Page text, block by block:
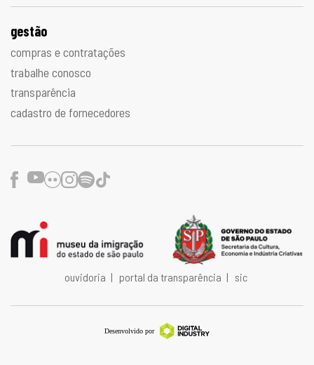
gestão
compras e contratações
trabalhe conosco
transparência
cadastro de fornecedores
Facebook
Youtube
FlickrInstagram
Spotify
TikTok
ouvidoria | portal da transparência | sic